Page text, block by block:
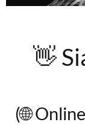
👋
(🌐